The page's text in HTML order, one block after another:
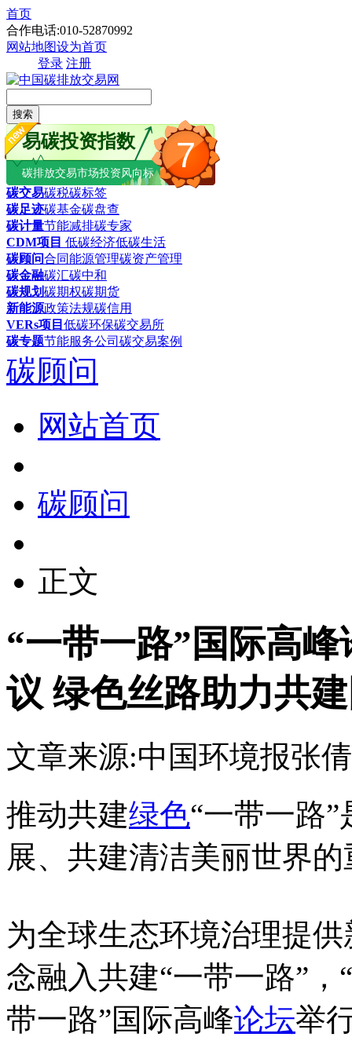
首页
合作电话:010-52870992
网站地图设为首页
登录 注册
搜索
7
易碳投资指数
碳排放交易市场投资风向标
碳交易碳税碳标签
碳足迹碳基金碳盘查
碳计量节能减排碳专家
CDM项目 低碳经济低碳生活
碳顾问合同能源管理碳资产管理
碳金融碳汇碳中和
碳规划碳期权碳期货
新能源政策法规碳信用
VERs项目 低碳环保碳交易所
碳专题节能服务公司 碳交易案例
碳顾问
网站首页
碳顾问
正文
“一带一路”国际高
议 绿色丝路助力共
文章来源:中国环境报张倩
推动共建绿色“一带一路
展、共建清洁美丽世界
为全球生态环境治理提
念融入共建“一带一路”
带一路”国际高峰论坛举